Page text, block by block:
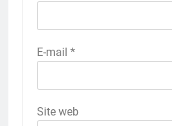
E-mail *
Site web